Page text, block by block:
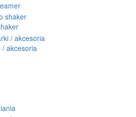
/ akcesoria